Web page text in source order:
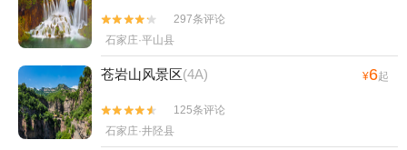


297条评论
石家庄·平山县
苍岩山风景区(4A) ¥6起


125条评论
石家庄·井陉县